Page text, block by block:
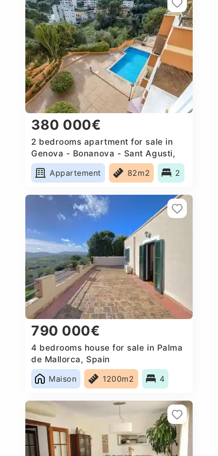
380 000€
2 bedrooms apartment for sale in
Genova - Bonanova - Sant Agusti,
Spain
Appartement
82m2 2
790 000€
4 bedrooms house for sale in Palma
de Mallorca, Spain
Maison
1200m2 4